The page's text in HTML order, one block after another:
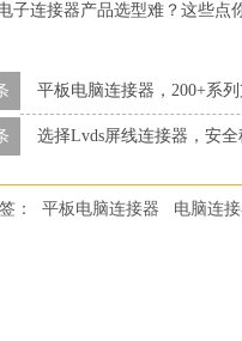
子连接器产品选型难？这些点
平板电脑连接器，200+系
选择Lvds屏线连接器，安全
： 平板电脑连接器 电脑连